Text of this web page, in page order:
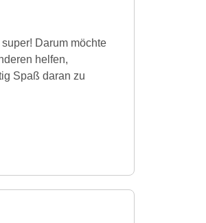
Darum möchte
helfen,
Spaß daran zu